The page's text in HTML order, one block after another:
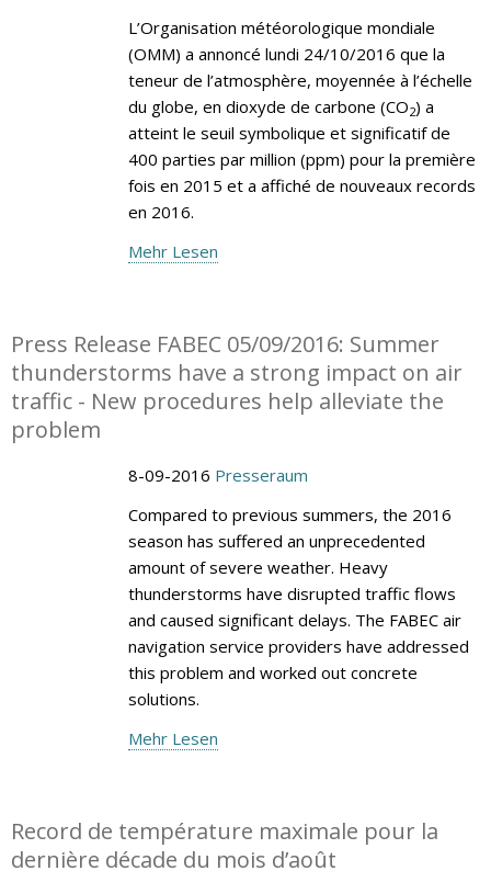
L’Organisation météorologique mondiale
(OMM) a annoncé lundi 24/10/2016 que la
teneur de l’atmosphère, moyennée à l’échelle
du globe, en dioxyde de carbone (CO2) a
atteint le seuil symbolique et significatif de
400 parties par million (ppm) pour la première
fois en 2015 et a affiché de nouveaux records
en 2016.
Mehr Lesen
Press Release FABEC 05/09/2016: Summer
thunderstorms have a strong impact on air
traffic - New procedures help alleviate the
problem
8-09-2016 Presseraum
Compared to previous summers, the 2016
season has suffered an unprecedented
amount of severe weather. Heavy
thunderstorms have disrupted traffic flows
and caused significant delays. The FABEC air
navigation service providers have addressed
this problem and worked out concrete
solutions.
Mehr Lesen
Record de température maximale pour la
dernière décade du mois d’août